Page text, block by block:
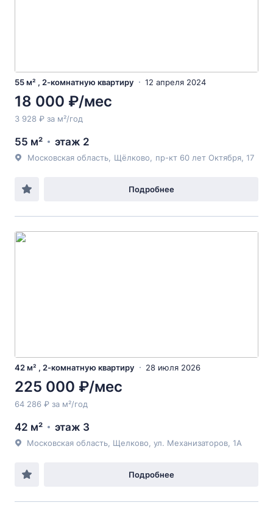
55 м² , 2-комнатную квартиру 12 апреля 2024
18 000 ₽/мес
3 928 ₽ за м²/год
55 м² этаж 2
Московская область Щёлково пр-кт 60 лет Октября , 17
Подробнее
42 м² , 2-комнатную квартиру 28 июля 2026
225 000 ₽/мес
64 286 ₽ за м²/год
42 м² этаж 3
Московская область, Щелково, ул. Механизаторов, 1А
Подробнее